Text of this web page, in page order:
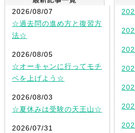
2026/08/07
☆過去問の進め方と復習方
法☆
2026/08/05
☆オーキャンに行ってモチ
ベを上げよう☆
2026/08/03
☆夏休みは受験の天王山☆
2026/07/31